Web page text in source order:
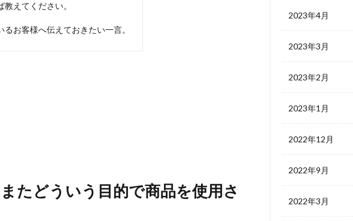
えてください。
お客様へ伝えておきたい一言。
たどういう目的で商品を使用さ
2023年4月
2023年3月
2023年2月
2023年1月
2022年12月
2022年9月
2022年3月